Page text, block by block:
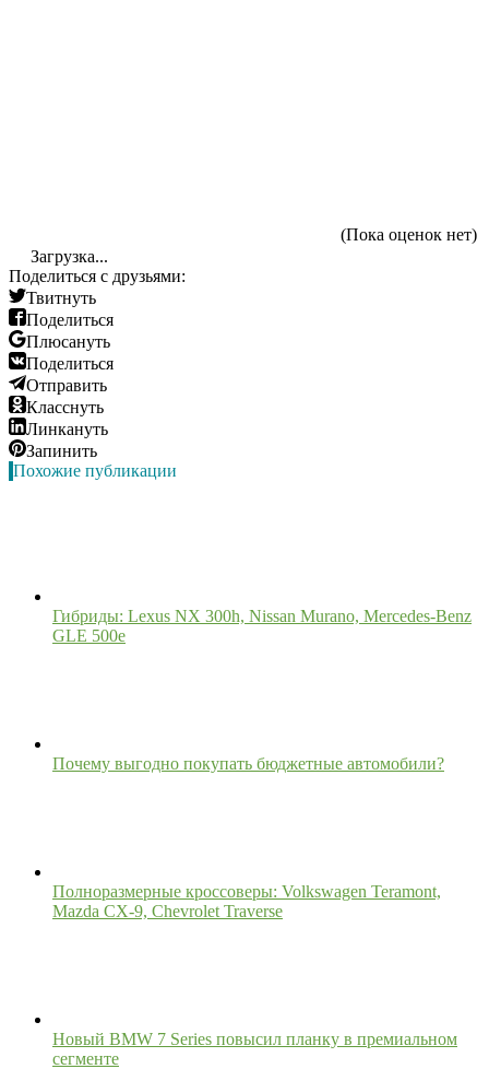
(Пока оценок нет)
Загрузка...
Поделиться с друзьями:
Твитнуть
Поделиться
Плюсануть
Поделиться
Отправить
Класснуть
Линкануть
Запинить
Похожие публикации
Гибриды: Lexus NX 300h, Nissan Murano, Mercedes-Benz
GLE 500e
Почему выгодно покупать бюджетные автомобили?
Полноразмерные кроссоверы: Volkswagen Teramont,
Mazda CX-9, Chevrolet Traverse
Новый BMW 7 Series повысил планку в премиальном
сегменте